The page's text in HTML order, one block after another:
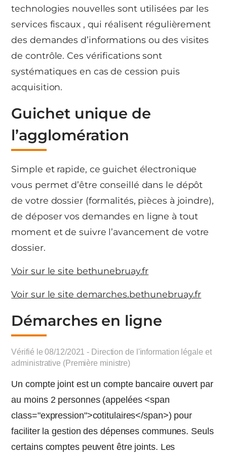
technologies nouvelles sont utilisées par les
services fiscaux , qui réalisent régulièrement
des demandes d’informations ou des visites
de contrôle. Ces vérifications sont
systématiques en cas de cession puis
acquisition.
Guichet unique de
l’agglomération
Simple et rapide, ce guichet électronique
vous permet d’être conseillé dans le dépôt
de votre dossier (formalités, pièces à joindre),
de déposer vos demandes en ligne à tout
moment et de suivre l’avancement de votre
dossier.
Voir sur le site bethunebruay.fr
Voir sur le site demarches.bethunebruay.fr
Démarches en ligne
Vérifié le 08/12/2021 - Direction de l'information légale et
administrative (Première ministre)
Un compte joint est un compte bancaire ouvert par
au moins 2 personnes (appelées <span
class="expression">cotitulaires</span>) pour
faciliter la gestion des dépenses communes. Seuls
certains comptes peuvent être joints. Les